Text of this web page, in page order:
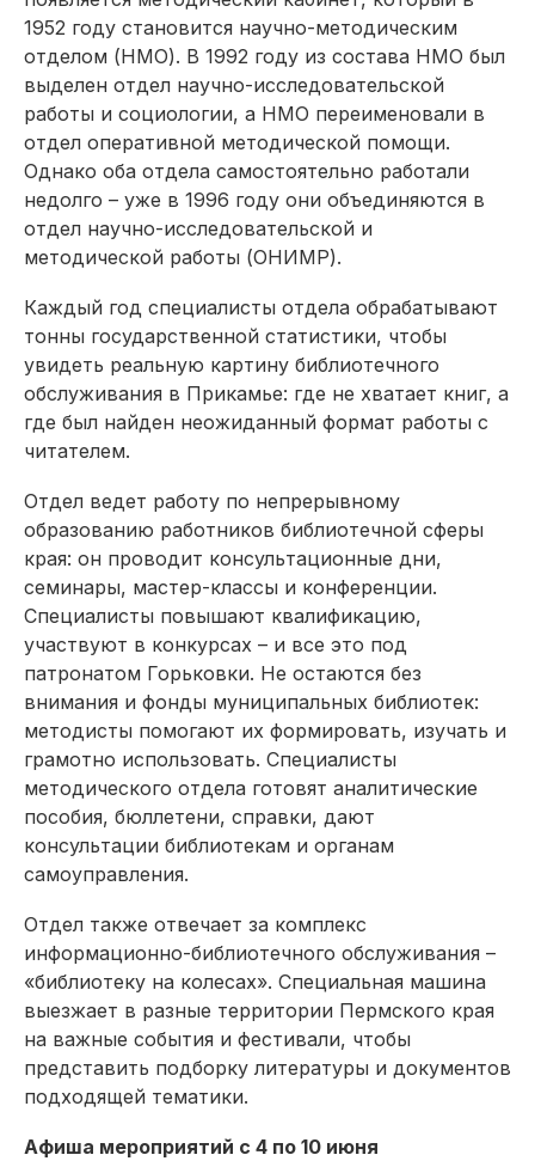
1952 году становится научно-методическим
отделом (НМО). В 1992 году из состава НМО был
выделен отдел научно-исследовательской
работы и социологии, а НМО переименовали в
отдел оперативной методической помощи.
Однако оба отдела самостоятельно работали
недолго – уже в 1996 году они объединяются в
отдел научно-исследовательской и
методической работы (ОНИМР).
Каждый год специалисты отдела обрабатывают
тонны государственной статистики, чтобы
увидеть реальную картину библиотечного
обслуживания в Прикамье: где не хватает книг, а
где был найден неожиданный формат работы с
читателем.
Отдел ведет работу по непрерывному
образованию работников биб­лиотечной сферы
края: он проводит консультационные дни,
семинары, мастер-классы и конференции.
Специалисты повышают квалификацию,
участвуют в конкурсах – и все это под
патронатом Горьковки. Не остаются без
внимания и фонды муниципальных библиотек:
методисты помогают их формировать, изучать и
грамотно использовать. Специалисты
методического отдела готовят аналитические
пособия, бюллетени, справки, дают
консультации библиотекам и органам
самоуправления.
Отдел также отвечает за комплекс
информационно-библиотечного обслуживания –
«библиотеку на колесах». Специальная машина
выезжает в разные территории Пермского края
на важные события и фестивали, чтобы
представить подборку литературы и документов
подходящей тематики.
Афиша мероприятий с 4 по 10 июня